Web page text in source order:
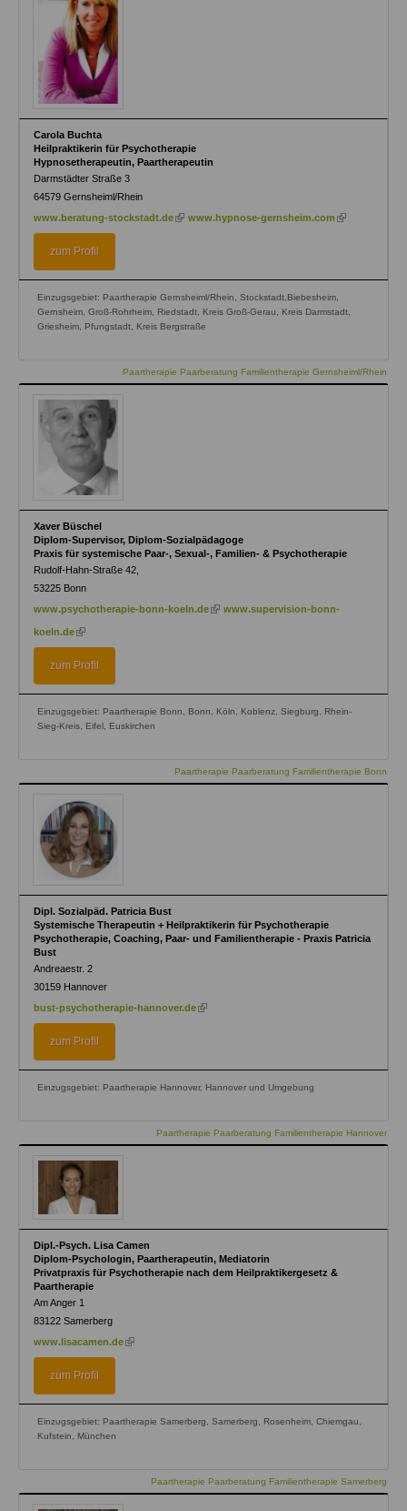
Carola Buchta
Heilpraktikerin für Psychotherapie
Hypnosetherapeutin, Paartherapeutin
Darmstädter Straße 3
64579 Gernsheiml/Rhein
www.beratung-stockstadt.de (linkwww.hypnose-gernsheim.com (link
zum Profil
Einzugsgebiet: Paartherapie Gernsheiml/Rhein, Stockstadt,Biebesheim,
Gernsheim, Groß-Rohrheim, Riedstadt, Kreis Groß-Gerau, Kreis Darmstadt,
Griesheim, Pfungstadt, Kreis Bergstraße
Paartherapie Paarberatung Familientherapie Gernsheiml/Rhein
Xaver Büschel
Diplom-Supervisor, Diplom-Sozialpädagoge
Praxis für systemische Paar-, Sexual-, Familien- & Psychotherapie
Rudolf-Hahn-Straße 42,
53225 Bonn
www.psychotherapie-bonn-koeln.de (linkwww.supervision-bonn-
koeln.de (link
zum Profil
Einzugsgebiet: Paartherapie Bonn, Bonn, Köln, Koblenz, Siegburg, Rhein-
Sieg-Kreis, Eifel, Euskirchen
Paartherapie Paarberatung Familientherapie Bonn
Dipl. Sozialpäd. Patricia Bust
Systemische Therapeutin + Heilpraktikerin für Psychotherapie
Psychotherapie, Coaching, Paar- und Familientherapie - Praxis Patricia
Bust
Andreaestr. 2
30159 Hannover
bust-psychotherapie-hannover.de (link
zum Profil
Einzugsgebiet: Paartherapie Hannover, Hannover und Umgebung
Paartherapie Paarberatung Familientherapie Hannover
Dipl.-Psych. Lisa Camen
Diplom-Psychologin, Paartherapeutin, Mediatorin
Privatpraxis für Psychotherapie nach dem Heilpraktikergesetz &
Paartherapie
Am Anger 1
83122 Samerberg
www.lisacamen.de (link
zum Profil
Einzugsgebiet: Paartherapie Samerberg, Samerberg, Rosenheim, Chiemgau,
Kufstein, München
Paartherapie Paarberatung Familientherapie Samerberg